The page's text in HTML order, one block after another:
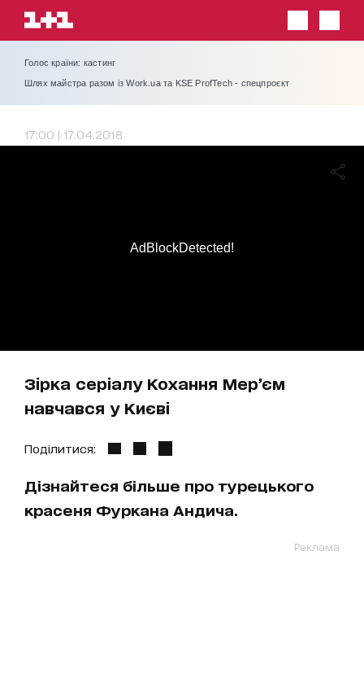
Голос країни: кастинг
Шлях майстра разом із Work.ua та KSE ProfTech - спецпроєкт
17:00 | 17.04.2018
Зірка серіалу Кохання Мер’єм
навчався у Києві
AdBlockDetected!
Поділитися:
Дізнайтеся більше про турецького
красеня Фуркана Андича.
Реклама